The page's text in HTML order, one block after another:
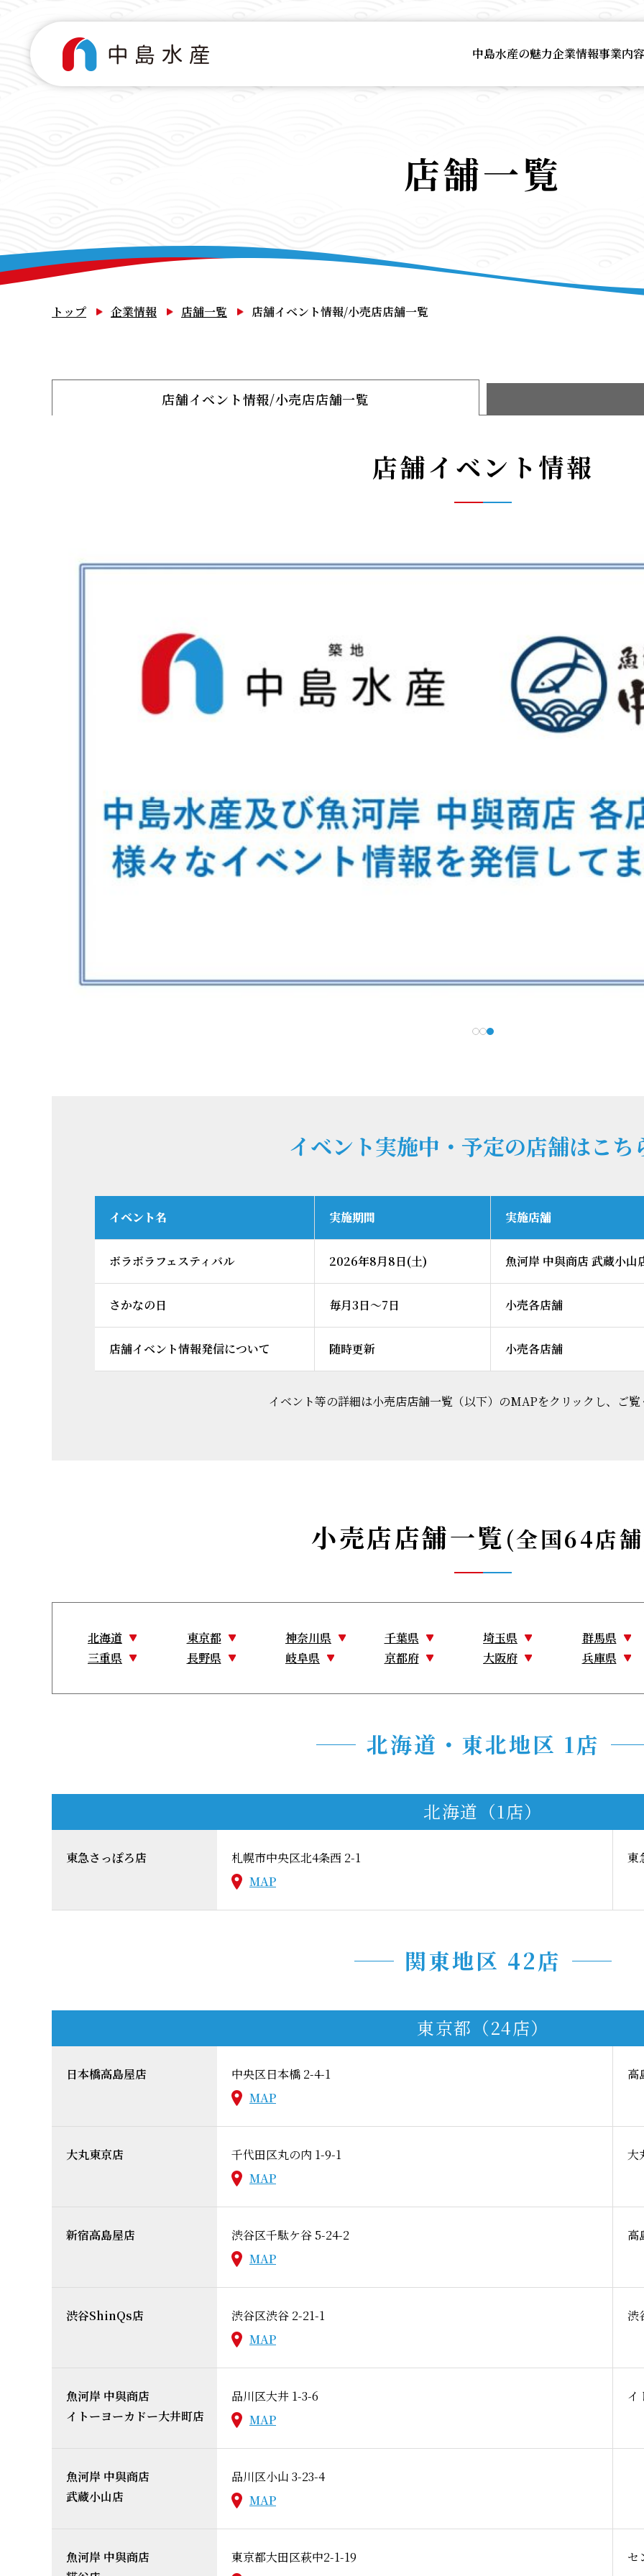
中島水産の魅力企業情報事業内容
店舗一覧
トップ 企業情報 店舗一覧 店舗イベント情報/小売店店舗一覧
店舗イベント情報/小売店店舗一覧
店舗イベント情報
イベント実施中・予定の店舗はこち
イベント名 実施期間 実施店舗
ボラボラフェスティバル 2026年8月8日(土) 魚河岸 中與商店 武蔵小山
さかなの日 毎月3日～7日 小売各店舗
店舗イベント情報発信について 随時更新 小売各店舗
イベント等の詳細は小売店店舗一覧（以下）のMAPをクリックし、ご覧
小売店店舗一覧(全国64店
北海道 東京都 神奈川県 千葉県 埼玉県
群馬県
三重県
長野県 岐阜県 京都府 大阪府 兵庫県
北海道・東北地区 1店
北海道（1店）
東急さっぽろ店
札幌市中央区北4条西 2-1
MAP
東
関東地区 42店
東京都（24店）
日本橋高島屋店
中央区日本橋 2-4-1
MAP
高
大丸東京店
千代田区丸の内 1-9-1
MAP
大
新宿高島屋店
渋谷区千駄ケ谷 5-24-2
MAP
高
渋谷ShinQs店
渋谷区渋谷 2-21-1
MAP
渋
魚河岸 中與商店
イトーヨーカドー大井町店
品川区大井 1-3-6
MAP
イ
魚河岸 中與商店
武蔵小山店
品川区小山 3-23-4
MAP
魚河岸 中與商店
東京都大田区萩中2-1-19
セ